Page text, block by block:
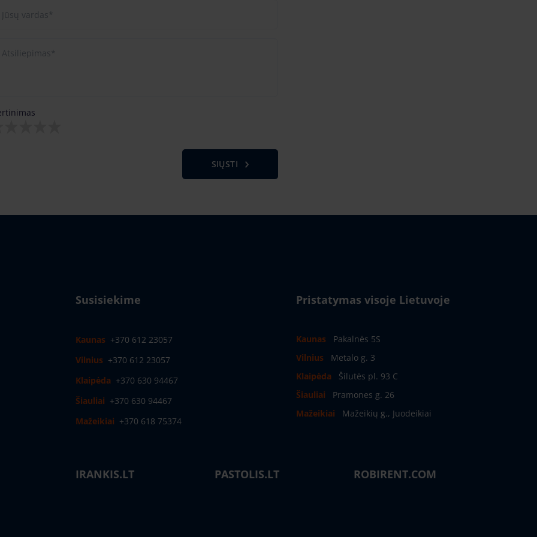
SIŲSTI
Susisiekime
Kaunas +370 612 23057
Vilnius +370 612 23057
Klaipėda +370 630 94467
Šiauliai +370 630 94467
Mažeikiai +370 618 75374
Pristatymas visoje Lietuvoje
Kaunas
Pakalnės 5S
Vilnius
Metalo g. 3
Klaipėda
Šilutės pl. 93 C
Šiauliai
Pramones g. 26
Mažeikiai
Mažeikių g., Juodeikiai
IRANKIS.LT PASTOLIS.LT ROBIRENT.COM